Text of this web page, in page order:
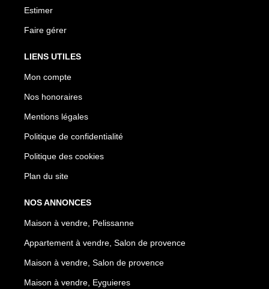
Estimer
Faire gérer
LIENS UTILES
Mon compte
Nos honoraires
Mentions légales
Politique de confidentialité
Politique des cookies
Plan du site
NOS ANNONCES
Maison à vendre, Pelissanne
Appartement à vendre, Salon de provence
Maison à vendre, Salon de provence
Maison à vendre, Eyguieres